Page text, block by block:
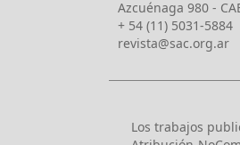
Azcuénaga 980 -
+ 54 (11) 5031-5884
revista@sac.org.ar
Los trabajos